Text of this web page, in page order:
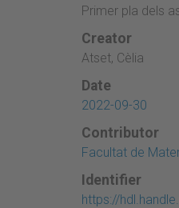
Primer pla dels
Creator
Atset, Cèlia
Date
2022-09-30
Contributor
Facultat de
Identifier
https://